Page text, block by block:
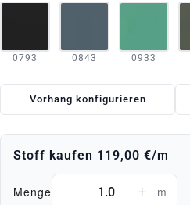
0793 0843 0933
Vorhang konfigurieren
Stoff kaufen 119,00 €/m
Menge - + m